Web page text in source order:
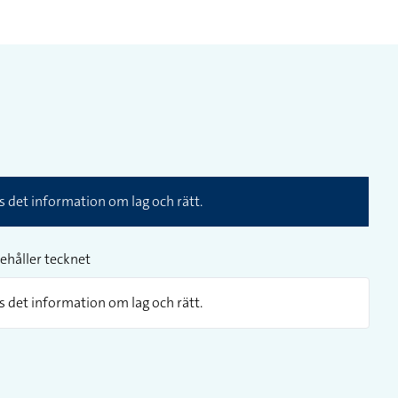
det information om lag och rätt.
tecknet
det information om lag och rätt.